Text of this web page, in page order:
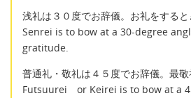
浅礼は３０度でお辞儀。お礼をすると
Senrei is to bow at a 30-degree
gratitude.
普通礼・敬礼は４５度でお辞儀。最敬
Futsuurei or Keirei is to bow at a